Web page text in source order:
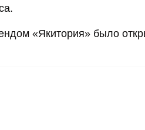
«Якитория» было